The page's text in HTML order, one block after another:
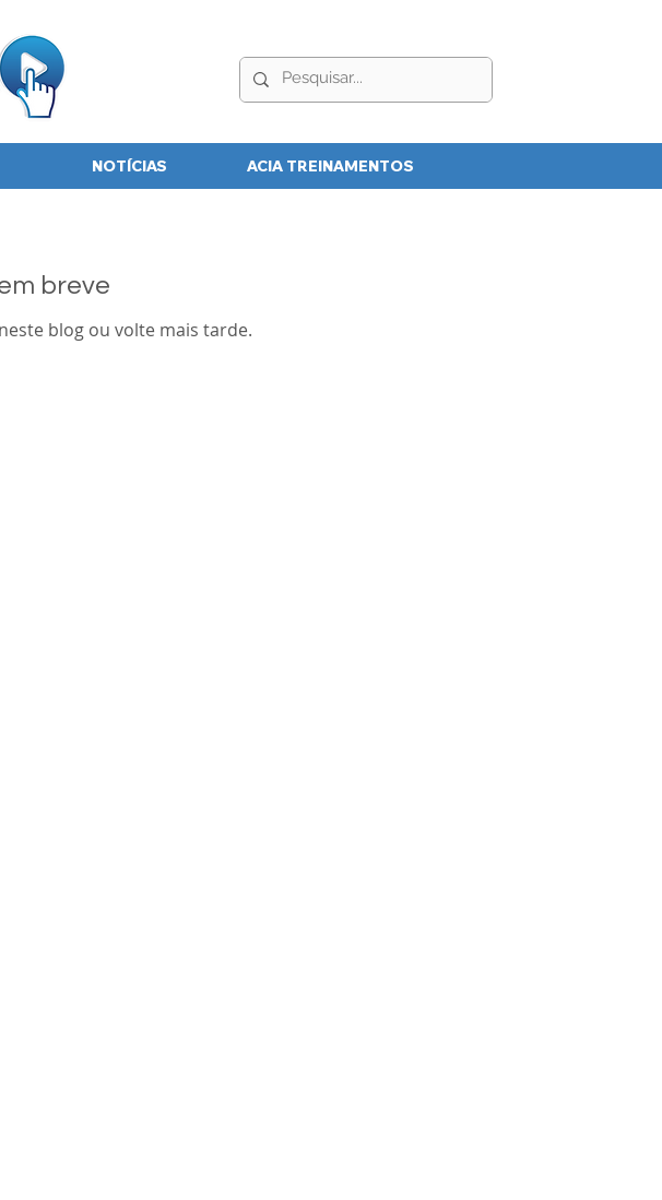
NOTÍCIAS ACIA TREINAMENTOS
breve
blog ou volte mais tarde.